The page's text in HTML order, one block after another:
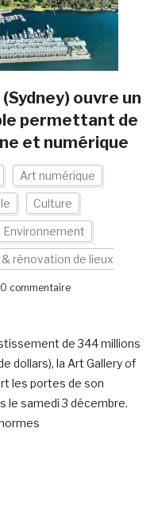
ouvre un
permettant de
et numérique
Art numérique
Culture
Environnement
rénovation de lieux
0 commentaire
de 344 millions
dollars), la Art Gallery of
les portes de son
le samedi 3 décembre.